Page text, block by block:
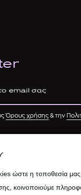
Όρους χρήσης & την
ώστε η τοποθεσία μας
κοινοποιούμε